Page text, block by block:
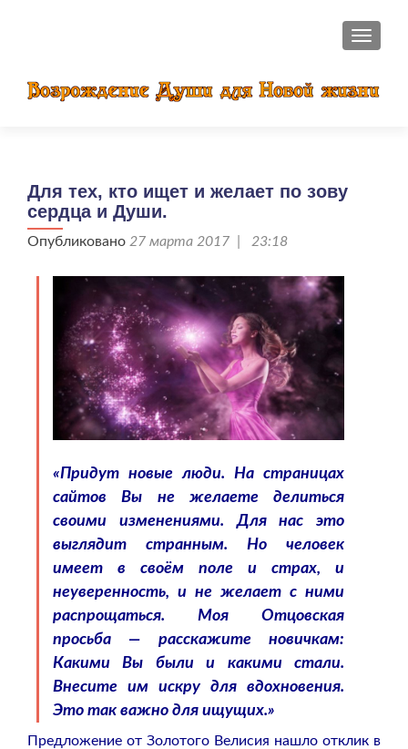
Для тех, кто ищет и желает по зову
сердца и Души.
Опубликовано 27 марта 2017 | 23:18
«Придут новые люди. На страницах
сайтов Вы не желаете делиться
своими изменениями. Для нас это
выглядит странным. Но человек
имеет в своём поле и страх, и
неуверенность, и не желает с ними
распрощаться. Моя Отцовская
просьба — расскажите новичкам:
Какими Вы были и какими стали.
Внесите им искру для вдохновения.
Это так важно для ищущих.»
Предложение от Золотого Велисия нашло отклик в